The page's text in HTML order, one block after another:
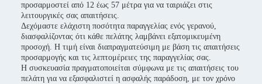
προσαρμοστεί από 12 έως 57 μέτρα για να ταιριάζει στις
λειτουργικές σας απαιτήσεις.
Δεχόμαστε ελάχιστη ποσότητα παραγγελίας ενός γερανού,
διασφαλίζοντας ότι κάθε πελάτης λαμβάνει εξατομικευμένη
προσοχή. Η τιμή είναι διαπραγματεύσιμη με βάση τις απαιτήσεις
προσαρμογής και τις λεπτομέρειες της παραγγελίας σας.
Η συσκευασία πραγματοποιείται σύμφωνα με τις απαιτήσεις του
πελάτη για να εξασφαλιστεί η ασφαλής παράδοση, με τον χρόνο